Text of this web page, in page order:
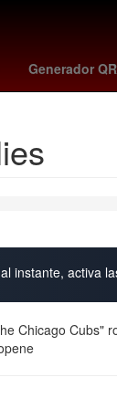
Generador QR
vs dodgers
instante, activa
Chicago Cubs"